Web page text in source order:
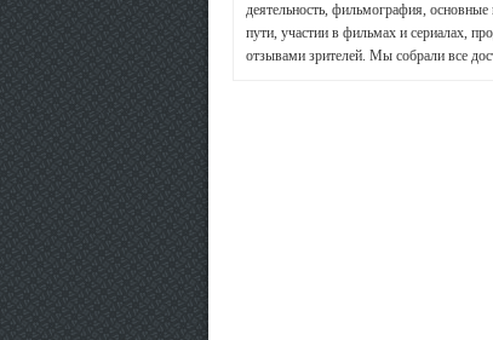
деятельность, фильмография,
пути, участии в фильмах и сериалах,
отзывами зрителей. Мы собрали все